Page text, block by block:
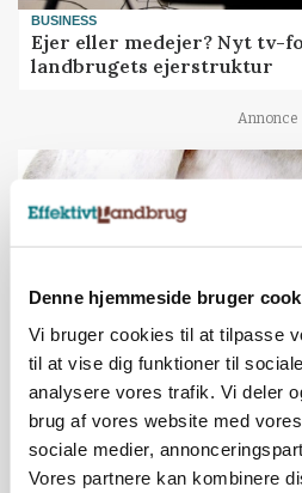
Denne hjemmeside bruger
Vi bruger cookies til at tilpasse
til at vise dig funktioner til
analysere vores trafik. Vi deler
brug af vores website med
sociale medier,
Vores partnere kan kombinere
BUSINESS
Ejer eller medejer? Nyt tv-
landbrugets ejerstruktur
Annonce
MARKED
Russisk mælkepris dykker